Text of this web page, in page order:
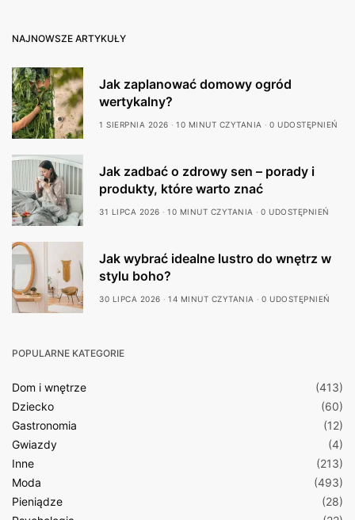
NAJNOWSZE ARTYKUŁY
Jak zaplanować domowy ogród
wertykalny?
1 SIERPNIA 2026 10 MINUT CZYTANIA 0 UDOSTĘPNIEŃ
Jak zadbać o zdrowy sen – porady i
produkty, które warto znać
31 LIPCA 2026 10 MINUT CZYTANIA 0 UDOSTĘPNIEŃ
Jak wybrać idealne lustro do wnętrz w
stylu boho?
30 LIPCA 2026 14 MINUT CZYTANIA 0 UDOSTĘPNIEŃ
POPULARNE KATEGORIE
Dom i wnętrze
(413)
Dziecko
(60)
Gastronomia
(12)
Gwiazdy
(4)
Inne
(213)
Moda
(493)
Pieniądze
(28)